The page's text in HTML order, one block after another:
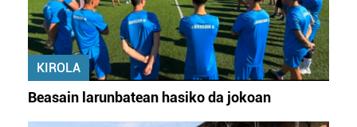
KIROLA
Beasain larunbatean hasiko da jokoan